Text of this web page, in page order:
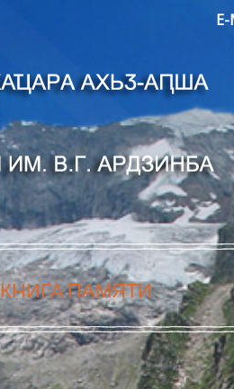
КНИГА ПАМЯТИ